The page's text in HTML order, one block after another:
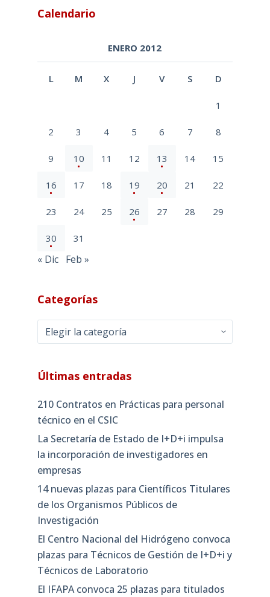
Calendario
ENERO 2012
L M X J V S D
1
2 3 4 5 6 7 8
9 10 11 12 13 14 15
16 17 18 19 20 21 22
23 24 25 26 27 28 29
30 31
« Dic Feb »
Categorías
Categorías
Últimas entradas
210 Contratos en Prácticas para personal
técnico en el CSIC
La Secretaría de Estado de I+D+i impulsa
la incorporación de investigadores en
empresas
14 nuevas plazas para Científicos Titulares
de los Organismos Públicos de
Investigación
El Centro Nacional del Hidrógeno convoca
plazas para Técnicos de Gestión de I+D+i y
Técnicos de Laboratorio
El IFAPA convoca 25 plazas para titulados